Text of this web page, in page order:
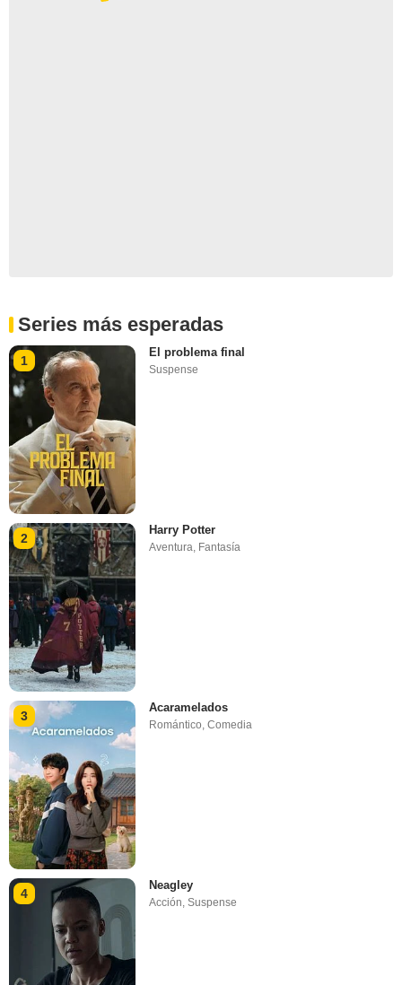
Series más esperadas
1
El problema final
Suspense
2
Harry Potter
Aventura, Fantasía
3
Acaramelados
Romántico,Comedia
4
Neagley
Acción,Suspense